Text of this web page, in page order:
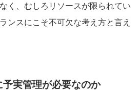
く、むしろリソースが限られてい
ンスにこそ不可欠な考え方と言え
実管理が必要なのか